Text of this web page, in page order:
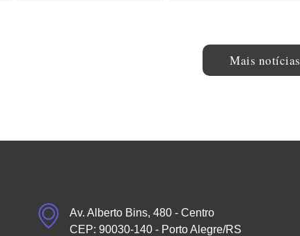
Mais notícias
Av. Alberto Bins, 480 - Centro
CEP: 90030-140 - Porto Alegre/RS